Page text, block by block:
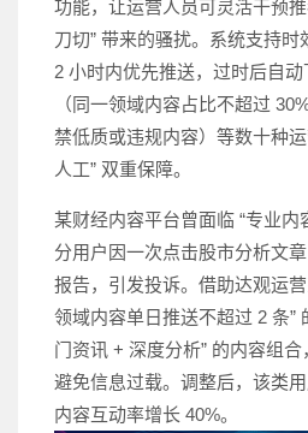
功能，让运营人员可灵活干预
刀切” 带来的骚扰。系统支持时
2 小时内优先推送，过时后自动
（同一领域内容占比不超过
禁低质或违规内容）等数十种
人工” 双重保障。
某财经内容平台曾面临 “专业内
分用户因一次点击股市分析文
报告，引发投诉。借助达观运
领域内容单日推送不超过 2 条”
门资讯 + 深度分析” 的内容组
避免信息过载。调整后，该类用
内容互动率增长 40%。